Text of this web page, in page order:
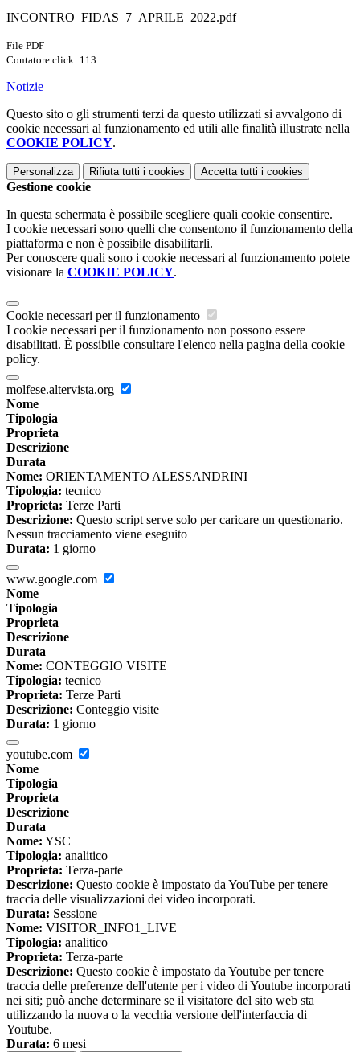
INCONTRO_FIDAS_7_APRILE_2022.pdf
File PDF
Contatore click: 113
Notizie
Questo sito o gli strumenti terzi da questo utilizzati si avvalgono di
cookie necessari al funzionamento ed utili alle finalità illustrate nella
COOKIE POLICY.
Personalizza Rifiuta tutti i cookies Accetta tutti i cookies
Gestione cookie
In questa schermata è possibile scegliere quali cookie consentire.
I cookie necessari sono quelli che consentono il funzionamento della
piattaforma e non è possibile disabilitarli.
Per conoscere quali sono i cookie necessari al funzionamento potete
visionare la COOKIE POLICY.
Cookie necessari per il funzionamento
I cookie necessari per il funzionamento non possono essere
disabilitati. È possibile consultare l'elenco nella pagina della cookie
policy.
molfese.altervista.org
Nome
Tipologia
Proprieta
Descrizione
Durata
Nome: ORIENTAMENTO ALESSANDRINI
Tipologia: tecnico
Proprieta: Terze Parti
Descrizione: Questo script serve solo per caricare un questionario.
Nessun tracciamento viene eseguito
Durata: 1 giorno
www.google.com
Nome
Tipologia
Proprieta
Descrizione
Durata
Nome: CONTEGGIO VISITE
Tipologia: tecnico
Proprieta: Terze Parti
Descrizione: Conteggio visite
Durata: 1 giorno
youtube.com
Nome
Tipologia
Proprieta
Descrizione
Durata
Nome: YSC
Tipologia: analitico
Proprieta: Terza-parte
Descrizione: Questo cookie è impostato da YouTube per tenere
traccia delle visualizzazioni dei video incorporati.
Durata: Sessione
Nome: VISITOR_INFO1_LIVE
Tipologia: analitico
Proprieta: Terza-parte
Descrizione: Questo cookie è impostato da Youtube per tenere
traccia delle preferenze dell'utente per i video di Youtube incorporati
nei siti; può anche determinare se il visitatore del sito web sta
utilizzando la nuova o la vecchia versione dell'interfaccia di
Youtube.
Durata: 6 mesi